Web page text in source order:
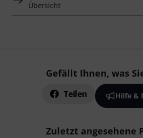
Übersicht
Gefällt Ihnen, was
Teilen Hilfe &
Zuletzt angesehene